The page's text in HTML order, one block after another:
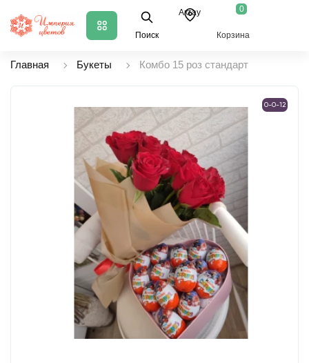
Поиск
Актау 0
Корзина
Главная Букеты Комбо 15 роз стандарт
0-0-12